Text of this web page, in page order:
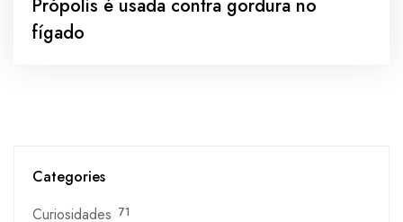
Própolis é usada contra gordura no
fígado
Categories
Curiosidades 71